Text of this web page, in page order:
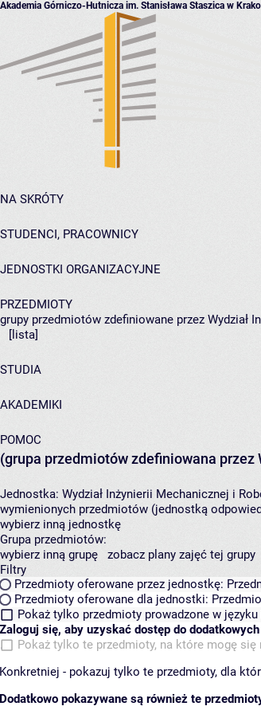
Akademia Górniczo-Hutnicza im. Stanisława Staszica w
NA SKRÓTY
STUDENCI, PRACOWNICY
JEDNOSTKI ORGANIZACYJNE
PRZEDMIOTY
grupy przedmiotów zdefiniowane przez Wydział
[lista]
STUDIA
AKADEMIKI
POMOC
(grupa przedmiotów zdefiniowana
Jednostka: Wydział Inżynierii Mechanicznej i
wymienionych przedmiotów (jednostką
wybierz inną jednostkę
Grupa przedmiotów:
wybierz inną grupę
zobacz plany zajęć tej grupy
Filtry
Przedmioty oferowane przez jednostkę:
Przedmioty oferowane dla jednostki:
Pokaż tylko przedmioty prowadzone w
Zaloguj się, aby uzyskać dostęp do
Pokaż tylko te przedmioty, na które mogę się
Konkretniej - pokazuj tylko te przedmioty, dla
Dodatkowo pokazywane są również te